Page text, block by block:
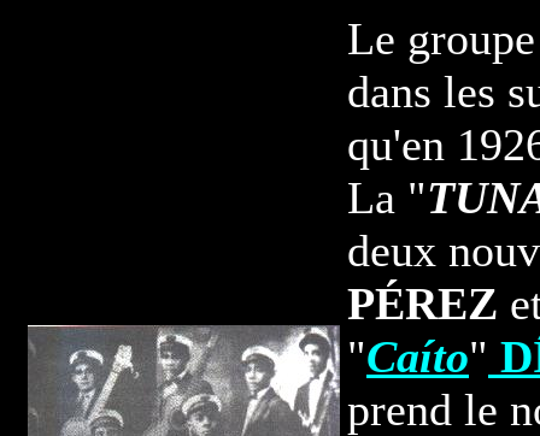
Le
dans les
qu'en
La "
deux
PÉREZ
"Caíto"
prend le